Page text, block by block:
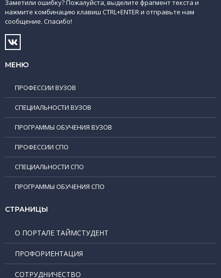
Заметили ошибку? Пожалуйста, выделите фрагмент текста и
нажмите комбинацию клавиш CTRL+ENTER и отправьте нам
сообщение. Спасибо!
МЕНЮ
ПРОФЕССИИ ВУЗОВ
СПЕЦИАЛЬНОСТИ ВУЗОВ
ПРОГРАММЫ ОБУЧЕНИЯ ВУЗОВ
ПРОФЕССИИ СПО
СПЕЦИАЛЬНОСТИ СПО
ПРОГРАММЫ ОБУЧЕНИЯ СПО
СТРАНИЦЫ
О ПОРТАЛЕ ТАЙМСТУДЕНТ
ПРОФОРИЕНТАЦИЯ
СОТРУДНИЧЕСТВО